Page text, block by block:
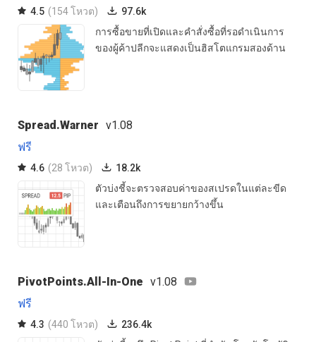
4.5 (154 โหวต)
97.6k
การซื้อขายที่เปิดและคำสั่งซื้อที่รอดำเนินการ
ของผู้ค้าปลีกจะแสดงเป็นฮิสโตแกรมสองด้าน
Spread.Warner v1.08
ฟรี
4.6 (28 โหวต)
18.2k
ตัวบ่งชี้จะตรวจสอบค่าของสเปรดในแต่ละขีด
และเตือนถึงการขยายกว้างขึ้น
PivotPoints.All-In-One v1.08
ฟรี
4.3 (440 โหวต)
236.4k